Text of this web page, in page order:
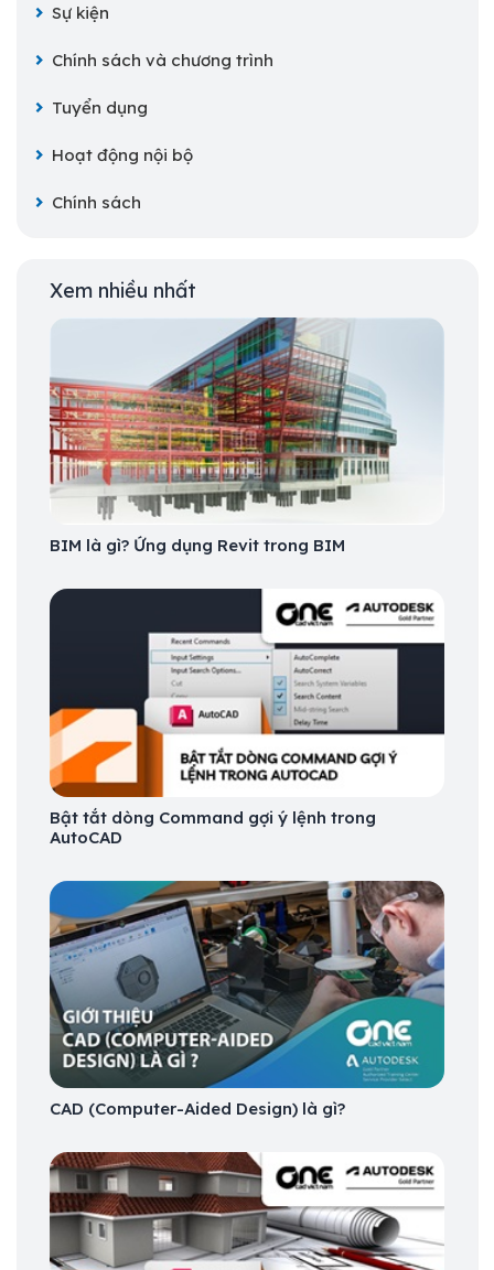
Sự kiện
Chính sách và chương trình
Tuyển dụng
Hoạt động nội bộ
Chính sách
Xem nhiều nhất
BIM là gì? Ứng dụng Revit trong BIM
Bật tắt dòng Command gợi ý lệnh trong
AutoCAD
CAD (Computer-Aided Design) là gì?